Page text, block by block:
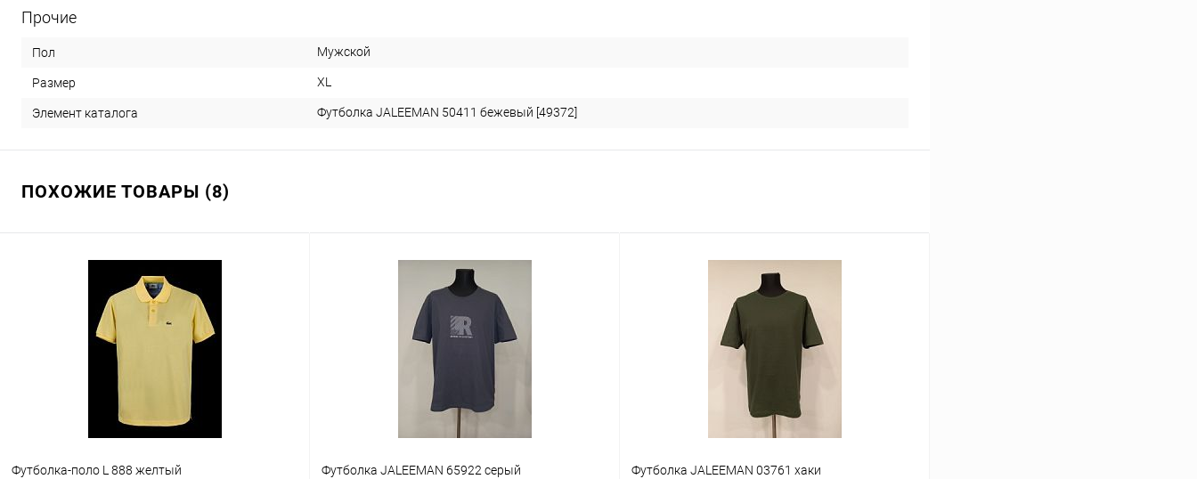
Прочие
Пол Мужской
Размер XL
Элемент каталога Футболка JALEEMAN 50411 бежевый [49372]
ПОХОЖИЕ ТОВАРЫ (8)
Футболка-поло L 888 желтый Футболка JALEEMAN 65922 серый Футболка JALEEMAN 03761 хаки